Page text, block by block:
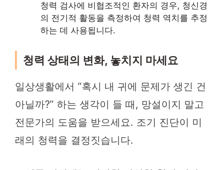
청력 검사에 비협조적인 환자의 경우, 청신경
의 전기적 활동을 측정하여 청력 역치를 추정
하는 데 사용됩니다.
청력 상태의 변화, 놓치지 마세요
일상생활에서 “혹시 내 귀에 문제가 생긴 건
아닐까?” 하는 생각이 들 때, 망설이지 말고
전문가의 도움을 받으세요. 조기 진단이 미
래의 청력을 결정짓습니다.